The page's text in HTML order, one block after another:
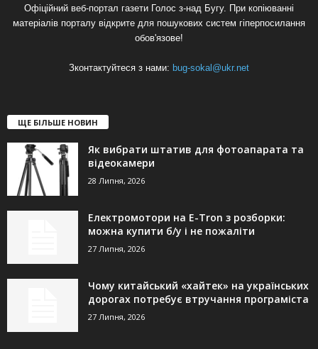
Офіційний веб-портал газети Голос з-над Бугу. При копіюванні
матеріалів порталу відкрите для пошукових систем гіперпосилання
обов'язове!
Зконтактуйтеся з нами: bug-sokal@ukr.net
ЩЕ БІЛЬШЕ НОВИН
Як вибрати штатив для фотоапарата та
відеокамери
28 Липня, 2026
Електромотори на E-Tron з розборки:
можна купити б/у і не пожаліти
27 Липня, 2026
Чому китайський «хайтек» на українських
дорогах потребує втручання програміста
27 Липня, 2026